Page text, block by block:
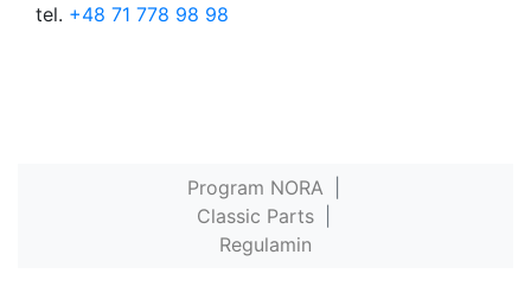
tel. +48 71 778 98 98
Program NORA
Classic Parts
Regulamin